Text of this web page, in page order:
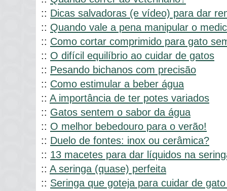
:: Dicas salvadoras (e vídeo) para dar
:: Quando vale a pena manipular o
:: Como cortar comprimido para gato
:: O difícil equilíbrio ao cuidar de gatos
:: Pesando bichanos com precisão
:: Como estimular a beber água
:: A importância de ter potes variados
:: Gatos sentem o sabor da água
:: O melhor bebedouro para o verão!
:: Duelo de fontes: inox ou cerâmica?
:: 13 macetes para dar líquidos na
:: A seringa (quase) perfeita
:: Seringa que goteja para cuidar de